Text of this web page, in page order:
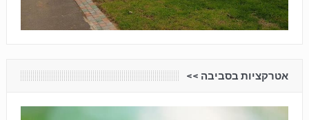
אטרקציות בסביבה <<